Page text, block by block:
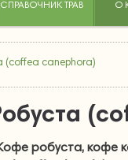
СПРАВОЧНИК ТРАВ О
(coffea canephora)
робуста, кофе